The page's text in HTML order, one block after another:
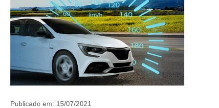
Perguntas
Frequentes
Fale
Conosco
Publicado em: 15/07/2021